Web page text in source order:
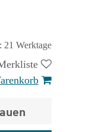
21 Werktage